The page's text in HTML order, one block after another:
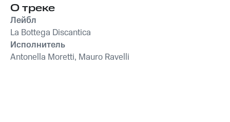
Франц Шуберт
String Orchestra
Антонио Вивальди
О треке
Лейбл
La Bottega Discantica
Исполнитель
Antonella Moretti, Mauro Ravelli